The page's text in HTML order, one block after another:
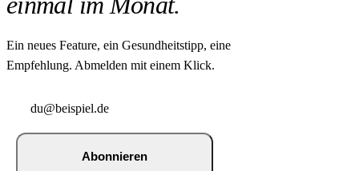
Ein neues Feature, ein Gesundheitstipp, eine
Empfehlung. Abmelden mit einem Klick.
Abonnieren